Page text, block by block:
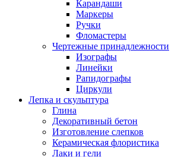
Карандаши
Маркеры
Ручки
Фломастеры
Чертежные принадлежности
Изографы
Линейки
Рапидографы
Циркули
Лепка и скульптура
Глина
Декоративный бетон
Изготовление слепков
Керамическая флористика
Лаки и гели